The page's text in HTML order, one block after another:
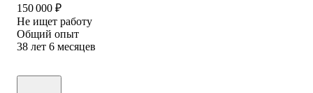
150 000 ₽
Не ищет работу
Общий опыт
38 лет 6 месяцев